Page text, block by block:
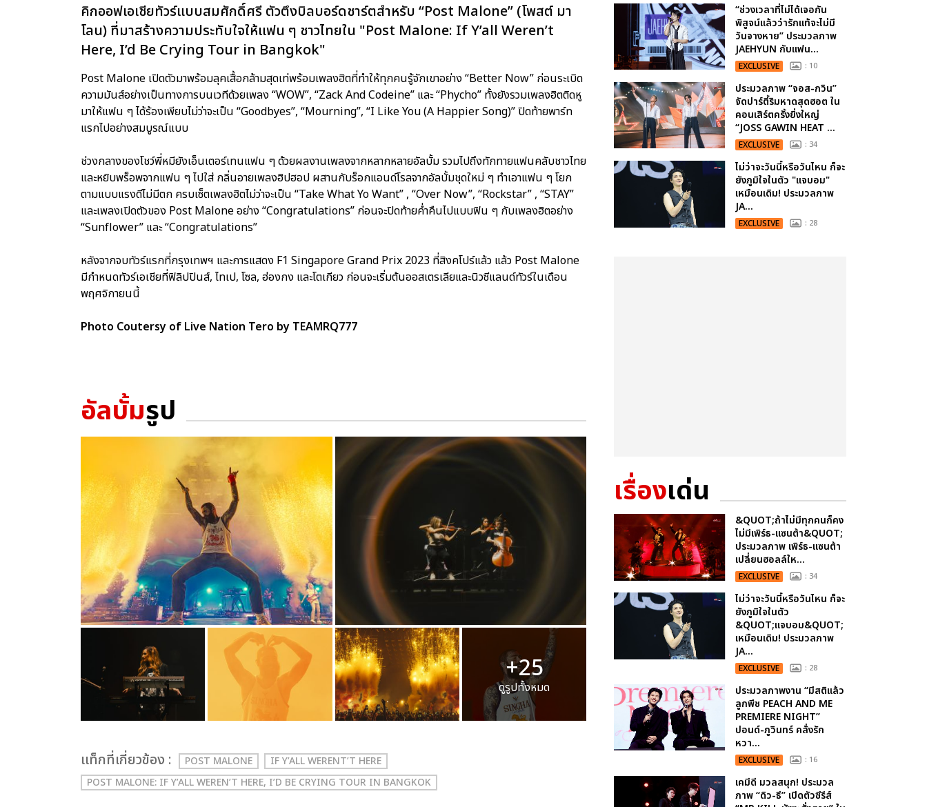
คิกออฟเอเชียทัวร์แบบสมศักดิ์ศรี ตัวตึงบิลบอร์ดชาร์ตสำหรับ “Post Malone” (โพสต์ มา
โลน) ที่มาสร้างความประทับใจให้แฟน ๆ ชาวไทยใน "Post Malone: If Y’all Weren’t
Here, I’d Be Crying Tour in Bangkok"
Post Malone เปิดตัวมาพร้อมลุคเสื้อกล้ามสุดเท่พร้อมเพลงฮิตที่ทำให้ทุกคนรู้จักเขาอย่าง “Better Now” ก่อนระเบิด
ความมันส์อย่างเป็นทางการบนเวทีด้วยเพลง “WOW”, “Zack And Codeine” และ “Phycho” ทั้งยังรวมเพลงฮิตติดหู
มาให้แฟน ๆ ได้ร้องเพียบไม่ว่าจะเป็น “Goodbyes”, “Mourning”, “I Like You (A Happier Song)” ปิดท้ายพาร์ท
แรกไปอย่างสมบูรณ์แบบ
ช่วงกลางของโชว์พี่หมียังเอ็นเตอร์เทนแฟน ๆ ด้วยผลงานเพลงจากหลากหลายอัลบั้ม รวมไปถึงทักทายแฟนคลับชาวไทย
และหยิบพร็อพจากแฟน ๆ ไปใส่ กลิ่นอายเพลงฮิปฮอป ผสานกับร็อกแอนด์โรลจากอัลบั้มชุดใหม่ ๆ ทำเอาแฟน ๆ โยก
ตามแบบแรงดีไม่มีตก ครบเซ็ตเพลงฮิตไม่ว่าจะเป็น “Take What Yo Want” , “Over Now”, “Rockstar” , “STAY”
และเพลงเปิดตัวของ Post Malone อย่าง “Congratulations” ก่อนจะปิดท้ายค่ำคืนไปแบบฟิน ๆ กับเพลงฮิตอย่าง
“Sunflower” และ “Congratulations”
หลังจากจบทัวร์แรกที่กรุงเทพฯ และการแสดง F1 Singapore Grand Prix 2023 ที่สิงคโปร์แล้ว แล้ว Post Malone
มีกำหนดทัวร์เอเชียที่ฟิลิปปินส์, ไทเป, โซล, ฮ่องกง และโตเกียว ก่อนจะเริ่มต้นออสเตรเลียและนิวซีแลนด์ทัวร์ในเดือน
พฤศจิกายนนี้
Photo Coutersy of Live Nation Tero by TEAMRQ777
อัลบั้มรูป
+25
ดูรูปทั้งหมด
เเท็กที่เกี่ยวข้อง : POST MALONE
IF Y’ALL WERENT’T HERE
POST MALONE: IF Y’ALL WEREN’T HERE, I’D BE CRYING TOUR IN BANGKOK
“ช่วงเวลาที่ไม่ได้เจอกัน
พิสูจน์แล้วว่ารักแท้จะไม่มี
วันจางหาย” ประมวลภาพ
JAEHYUN กับแฟน...
EXCLUSIVE : 10
ประมวลภาพ “จอส-กวิน”
จัดปาร์ตี้ริมหาดสุดฮอต ใน
คอนเสิร์ตครั้งยิ่งใหญ่
“JOSS GAWIN HEAT ...
EXCLUSIVE : 34
ไม่ว่าจะวันนี้หรือวันไหน ก็จะ
ยังภูมิใจในตัว "แจบอม"
เหมือนเดิม! ประมวลภาพ
JA...
EXCLUSIVE : 28
เรื่องเด่น
&QUOT;ถ้าไม่มีทุกคนก็คง
ไม่มีเพิร์ธ-แซนต้า&QUOT;
ประมวลภาพ เพิร์ธ-แซนต้า
เปลี่ยนฮอลล์ให...
EXCLUSIVE : 34
ไม่ว่าจะวันนี้หรือวันไหน ก็จะ
ยังภูมิใจในตัว
&QUOT;แจบอม&QUOT;
เหมือนเดิม! ประมวลภาพ
JA...
EXCLUSIVE : 28
ประมวลภาพงาน “มีสติแล้ว
ลูกพีช PEACH AND ME
PREMIERE NIGHT”
ปอนด์-ภูวินทร์ คลั่งรัก
หวา...
EXCLUSIVE : 16
เคมีดี มวลสนุก! ประมวล
ภาพ “ดิว-ธี” เปิดตัวซีรีส์